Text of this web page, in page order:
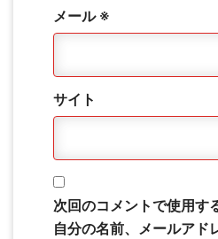
メール ※
サイト
次回のコメントで使用す
自分の名前、メールアド